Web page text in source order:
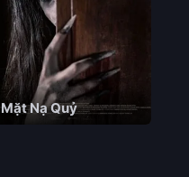
Mặt Nạ Quỷ